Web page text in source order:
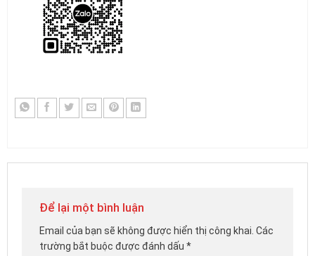
Để lại một bình luận
Email của bạn sẽ không được hiển thị công khai. Các
trường bắt buộc được đánh dấu *